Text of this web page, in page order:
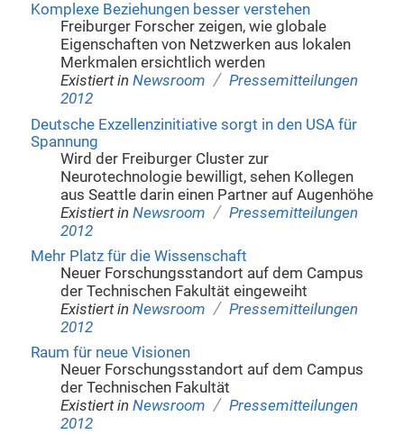
Komplexe Beziehungen besser verstehen
Freiburger Forscher zeigen, wie globale
Eigenschaften von Netzwerken aus lokalen
Merkmalen ersichtlich werden
Existiert in Newsroom / Pressemitteilungen
2012
Deutsche Exzellenzinitiative sorgt in den USA für
Spannung
Wird der Freiburger Cluster zur
Neurotechnologie bewilligt, sehen Kollegen
aus Seattle darin einen Partner auf Augenhöhe
Existiert in Newsroom / Pressemitteilungen
2012
Mehr Platz für die Wissenschaft
Neuer Forschungsstandort auf dem Campus
der Technischen Fakultät eingeweiht
Existiert in Newsroom / Pressemitteilungen
2012
Raum für neue Visionen
Neuer Forschungsstandort auf dem Campus
der Technischen Fakultät
Existiert in Newsroom / Pressemitteilungen
2012